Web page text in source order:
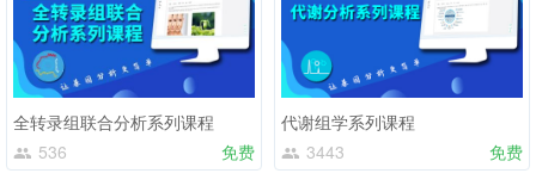
全转录组联合分析系列课程
536
免费
代谢组学系列课程
3443
免费